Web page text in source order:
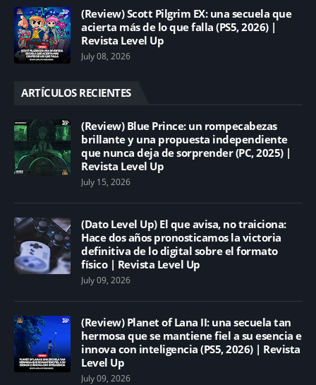
(Review) Scott Pilgrim EX: una secuela que
acierta más de lo que falla (PS5, 2026) |
Revista Level Up
July 08, 2026
ARTÍCULOS RECIENTES
(Review) Blue Prince: un rompecabezas
brillante y una propuesta independiente
que nunca deja de sorprender (PC, 2025) |
Revista Level Up
July 15, 2026
(Dato Level Up) El que avisa, no traiciona:
Hace dos años pronosticamos la victoria
definitiva de lo digital sobre el formato
físico | Revista Level Up
July 09, 2026
(Review) Planet of Lana II: una secuela tan
hermosa que se mantiene fiel a su esencia e
innova con inteligencia (PS5, 2026) | Revista
Level Up
July 09, 2026